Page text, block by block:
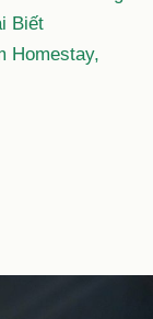
Biết
Homestay,